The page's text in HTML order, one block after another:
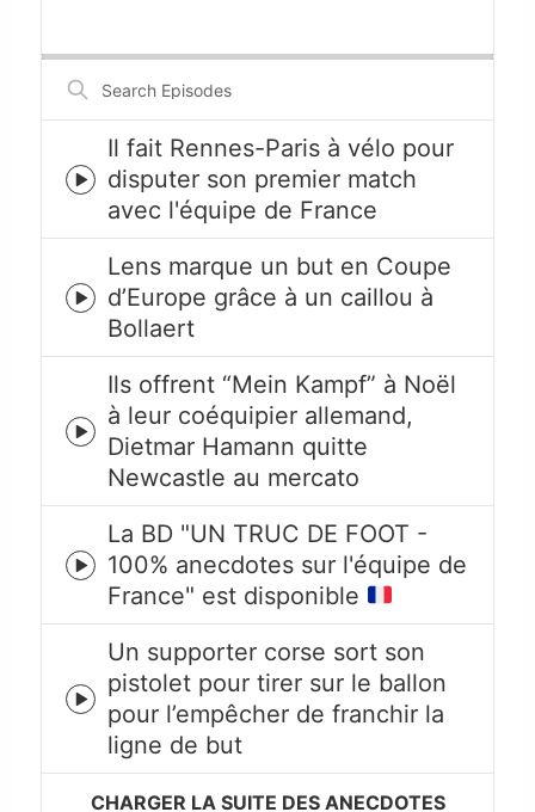
Search
Episodes
Episode
play
icon
Il fait Rennes-Paris à vélo pour
disputer son premier match
avec l'équipe de France
Episode
play
icon
Lens marque un but en Coupe
d’Europe grâce à un caillou à
Bollaert
Episode
play
icon
Ils offrent “Mein Kampf” à Noël
à leur coéquipier allemand,
Dietmar Hamann quitte
Newcastle au mercato
Episode
play
icon
La BD "UN TRUC DE FOOT -
100% anecdotes sur l'équipe de
France" est disponible
Episode
play
icon
Un supporter corse sort son
pistolet pour tirer sur le ballon
pour l’empêcher de franchir la
ligne de but